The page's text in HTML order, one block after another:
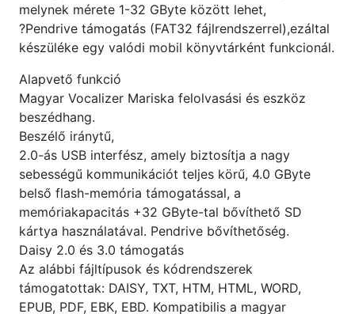
melynek mérete 1-32 GByte között lehet,
?Pendrive támogatás (FAT32 fájlrendszerrel),ezáltal
készüléke egy valódi mobil könyvtárként funkcionál.
Alapvető funkció
Magyar Vocalizer Mariska felolvasási és eszköz
beszédhang.
Beszélő iránytű,
2.0-ás USB interfész, amely biztosítja a nagy
sebességű kommunikációt teljes körű, 4.0 GByte
belső flash-memória támogatással, a
memóriakapacitás +32 GByte-tal bővíthető SD
kártya használatával. Pendrive bővíthetőség.
Daisy 2.0 és 3.0 támogatás
Az alábbi fájltípusok és kódrendszerek
támogatottak: DAISY, TXT, HTM, HTML, WORD,
EPUB, PDF, EBK, EBD. Kompatibilis a magyar